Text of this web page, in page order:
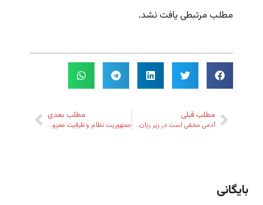
مطلب مرتبطی یافت نشد.
مطلب قبلی
آدمی مخفی است در زیر زبان…
مطلب بعدی
جمهوریت نظام و ظرفیت معزول مردم
بایگانی